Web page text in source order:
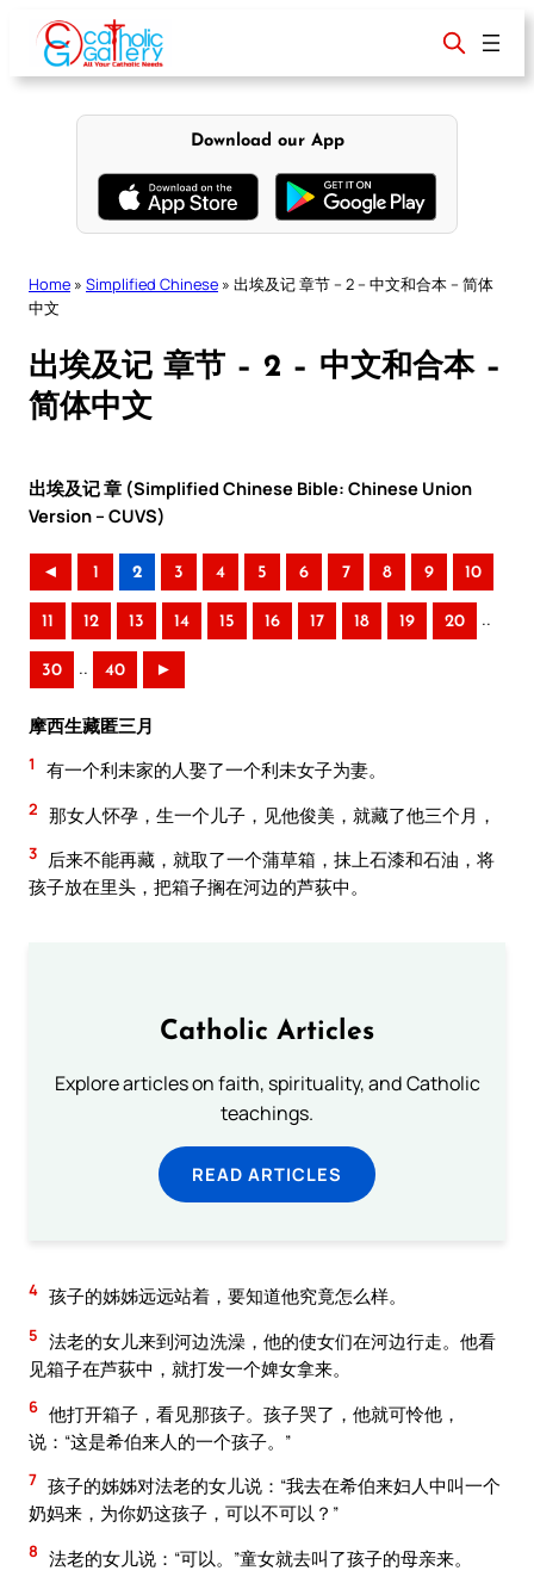
content
Download our App
Home » Simplified Chinese » 出埃及记 章节 – 2 – 中文和合本 – 简体
中文
出埃及记 章节 – 2 – 中文和合本 –
简体中文
出埃及记 章 (Simplified Chinese Bible: Chinese Union
Version – CUVS)
◄ 1 2 3 4 5 6 7 8 9 10
11 12 13 14 15 16 17 18 19 20 ..
30 .. 40 ►
摩西生藏匿三月
1 有一个利未家的人娶了一个利未女子为妻。
2 那女人怀孕，生一个儿子，见他俊美，就藏了他三个月，
3 后来不能再藏，就取了一个蒲草箱，抹上石漆和石油，将
孩子放在里头，把箱子搁在河边的芦荻中。
Catholic Articles
Explore articles on faith, spirituality, and Catholic
teachings.
READ ARTICLES
4 孩子的姊姊远远站着，要知道他究竟怎么样。
5 法老的女儿来到河边洗澡，他的使女们在河边行走。他看
见箱子在芦荻中，就打发一个婢女拿来。
6 他打开箱子，看见那孩子。孩子哭了，他就可怜他，
说：“这是希伯来人的一个孩子。”
7 孩子的姊姊对法老的女儿说：“我去在希伯来妇人中叫一个
奶妈来，为你奶这孩子，可以不可以？”
8 法老的女儿说：“可以。”童女就去叫了孩子的母亲来。